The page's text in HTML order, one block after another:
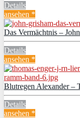
Details
ansehen *
Das Vermächtnis –
Details
ansehen *
Blutregen Alexander –
Details
ansehen *